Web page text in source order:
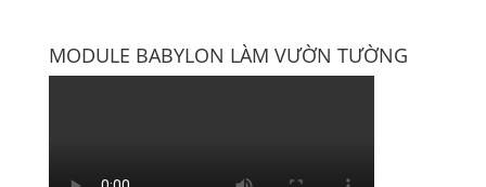
MODULE BABYLON LÀM VƯỜN TƯỜNG